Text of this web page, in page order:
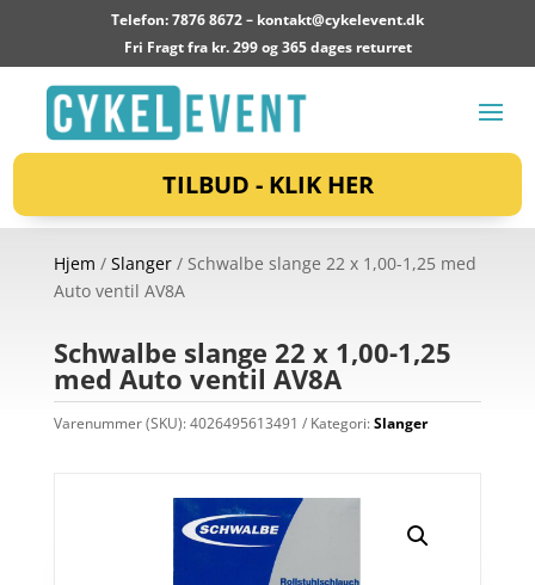
Telefon: 7876 8672 – kontakt@cykelevent.dk
Fri Fragt fra kr. 299 og 365 dages returret
TILBUD - KLIK HER
Hjem / Slanger/ Schwalbe slange 22 x 1,00-1,25 med
Auto ventil AV8A
Schwalbe slange 22 x 1,00-1,25
med Auto ventil AV8A
Varenummer (SKU):4026495613491 Kategori:Slanger